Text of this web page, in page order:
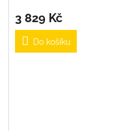
3 829 Kč
Do košíku